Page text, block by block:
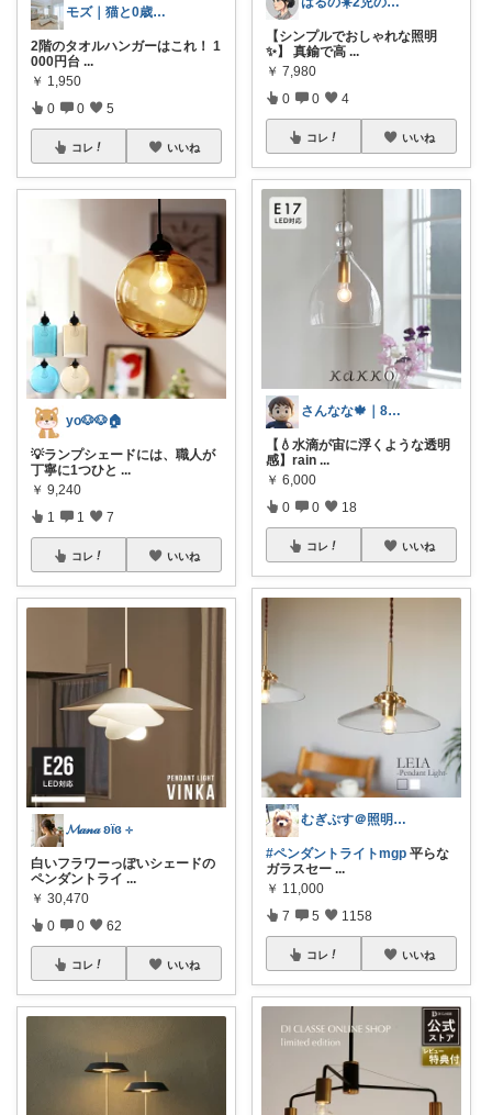
モズ｜猫と0歳児との暮らし
2階のタオルハンガーはこれ！ 1
000円台 ...
￥ 1,950
0 0 5
コレ いいね
yo🐶🐶🏠
💡ランプシェードには、職人が
丁寧に1つひと ...
￥ 9,240
1 1 7
コレ いいね
𝓜𝒶𝓃𝒶 ʚïɞ ⊹
白いフラワーっぽいシェードの
ペンダントライ ...
￥ 30,470
0 0 62
コレ いいね
【シンプルでおしゃれな照明
✨】 真鍮で高 ...
￥ 7,980
0 0 4
コレ いいね
さんなな🍁｜8月朝コレチャレンジ🌞
【💧水滴が宙に浮くような透明
感】rain ...
￥ 6,000
0 0 18
コレ いいね
むぎぷす＠照明とインテリアと北欧食器
#ペンダントライトmgp 平らな
ガラスセー ...
￥ 11,000
7 5 1158
コレ いいね